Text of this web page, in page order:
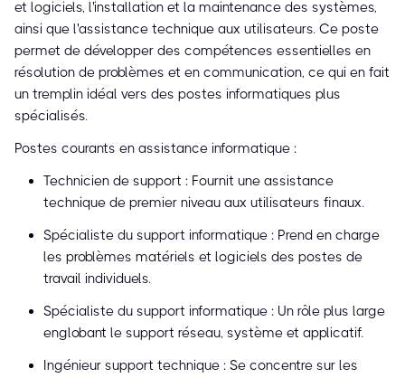
et logiciels, l'installation et la maintenance des systèmes,
ainsi que l'assistance technique aux utilisateurs. Ce poste
permet de développer des compétences essentielles en
résolution de problèmes et en communication, ce qui en fait
un tremplin idéal vers des postes informatiques plus
spécialisés.
Postes courants en assistance informatique :
Technicien de support : Fournit une assistance
technique de premier niveau aux utilisateurs finaux.
Spécialiste du support informatique : Prend en charge
les problèmes matériels et logiciels des postes de
travail individuels.
Spécialiste du support informatique : Un rôle plus large
englobant le support réseau, système et applicatif.
Ingénieur support technique : Se concentre sur les